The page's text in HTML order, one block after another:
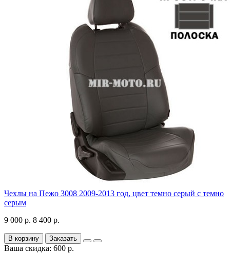
Чехлы на Пежо 3008 2009-2013 год, цвет темно серый с темно
серым
9 000 р. 8 400 р.
В корзину Заказать
Ваша скидка: 600 р.